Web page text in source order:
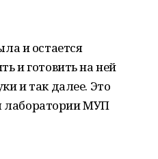
и остается
и готовить на ней
и так далее. Это
лаборатории МУП